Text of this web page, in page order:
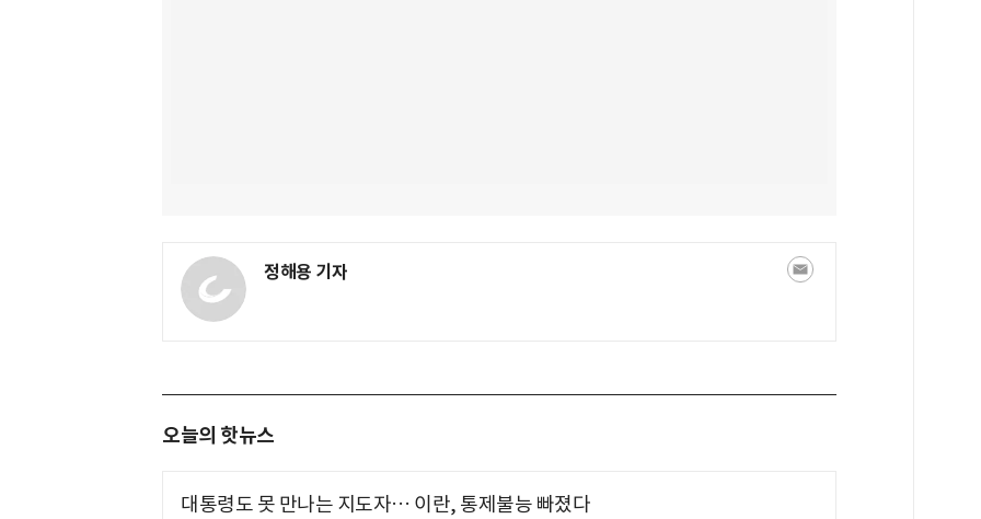
정해용 기자
오늘의 핫뉴스
대통령도 못 만나는 지도자… 이란, 통제불능 빠졌다